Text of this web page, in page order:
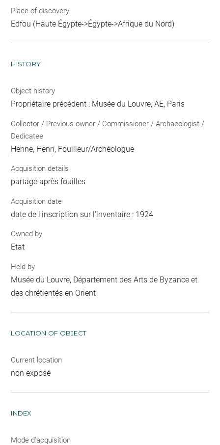
Place of discovery
Edfou (Haute Égypte->Égypte->Afrique du Nord)
HISTORY
Object history
Propriétaire précédent : Musée du Louvre, AE, Paris
Collector / Previous owner / Commissioner / Archaeologist /
Dedicatee
Henne, Henri, Fouilleur/Archéologue
Acquisition details
partage après fouilles
Acquisition date
date de l'inscription sur l'inventaire : 1924
Owned by
Etat
Held by
Musée du Louvre, Département des Arts de Byzance et
des chrétientés en Orient
LOCATION OF OBJECT
Current location
non exposé
INDEX
Mode d'acquisition